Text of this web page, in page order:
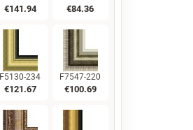
€141.94 €84.36
F5130-234
€121.67
F7547-220
€100.69